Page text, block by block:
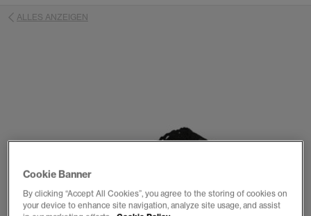
ALLES ANZEIGEN
Cookie Banner
By clicking “Accept All Cookies”, you agree to the storing of cookies on
your device to enhance site navigation, analyze site usage, and assist